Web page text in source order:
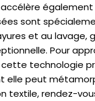
accélère
sont
et au lavage,
Pour
cette technologie
elle peut
textile, rendez-